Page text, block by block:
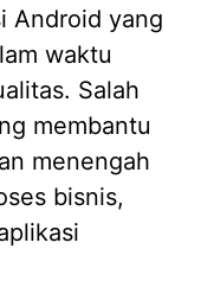
Android yang
waktu
Salah
membantu
menengah
bisnis,